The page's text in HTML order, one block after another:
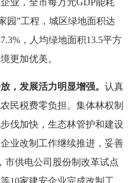
园”工程，城区绿地面积达
，人均绿地面积13.5平方
更加优美。
，发展活力明显增强。 认真
民税费零负担。集体林权制
伐加快，生态林管护和建设
业改制工作继续推进，妥善
市供电公司股份制改革试点
10家建安企业完成改制工